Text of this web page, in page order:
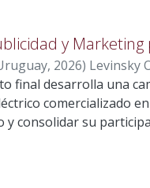
y
, 2026) Levinsky
;Bourgeois
final desarrolla una
comercializado
y consolidar su
se comercializaron
el habitáculo